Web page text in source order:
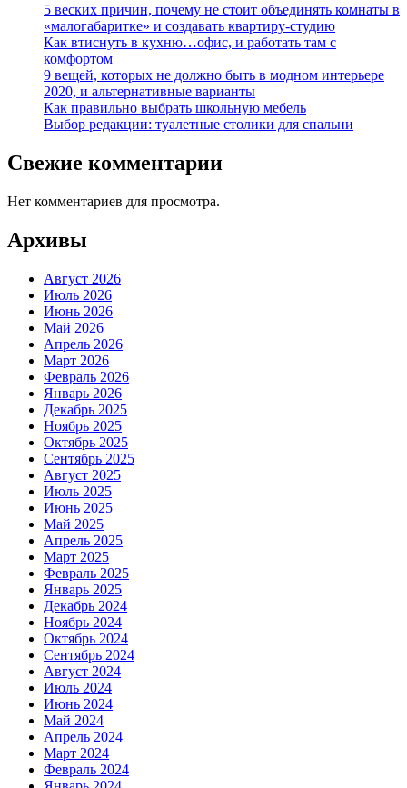
5 веских причин, почему не стоит объединять комнаты в
«малогабаритке» и создавать квартиру-студию
Как втиснуть в кухню…офис, и работать там с
комфортом
9 вещей, которых не должно быть в модном интерьере
2020, и альтернативные варианты
Как правильно выбрать школьную мебель
Выбор редакции: туалетные столики для спальни
Свежие комментарии
Нет комментариев для просмотра.
Архивы
Август 2026
Июль 2026
Июнь 2026
Май 2026
Апрель 2026
Март 2026
Февраль 2026
Январь 2026
Декабрь 2025
Ноябрь 2025
Октябрь 2025
Сентябрь 2025
Август 2025
Июль 2025
Июнь 2025
Май 2025
Апрель 2025
Март 2025
Февраль 2025
Январь 2025
Декабрь 2024
Ноябрь 2024
Октябрь 2024
Сентябрь 2024
Август 2024
Июль 2024
Июнь 2024
Май 2024
Апрель 2024
Март 2024
Февраль 2024